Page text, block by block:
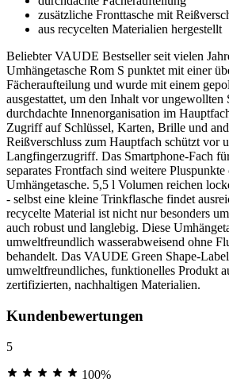
zusätzliche Fronttasche mit
aus recycelten Materialien hergestellt
Beliebter VAUDE Bestseller seit vielen
Umhängetasche Rom S punktet mit einer
Fächeraufteilung und wurde mit einem
ausgestattet, um den Inhalt vor ungewollten
durchdachte Innenorganisation im
Zugriff auf Schlüssel, Karten, Brille und
Reißverschluss zum Hauptfach schützt vor
Langfingerzugriff. Das Smartphone-Fach
separates Frontfach sind weitere Pluspunkte
Umhängetasche. 5,5 l Volumen reichen
- selbst eine kleine Trinkflasche findet
recycelte Material ist nicht nur besonders
auch robust und langlebig. Diese
umweltfreundlich wasserabweisend ohne
behandelt. Das VAUDE Green Shape-
umweltfreundliches, funktionelles Produkt
zertifizierten, nachhaltigen Materialien.
Kundenbewertungen
5
100%